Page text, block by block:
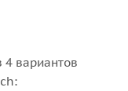
4 вариантов